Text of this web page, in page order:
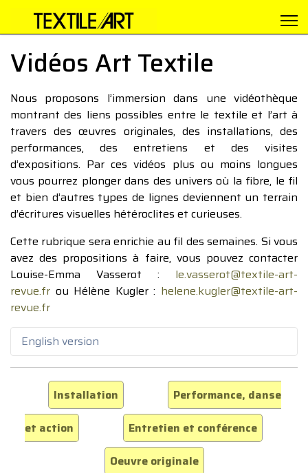
Vidéos Art Textile
Nous proposons l’immersion dans une vidéothèque
montrant des liens possibles entre le textile et l’art à
travers des œuvres originales, des installations, des
performances, des entretiens et des visites
d’expositions. Par ces vidéos plus ou moins longues
vous pourrez plonger dans des univers où la fibre, le fil
et bien d’autres types de lignes deviennent un terrain
d’écritures visuelles hétéroclites et curieuses.
Cette rubrique sera enrichie au fil des semaines. Si vous
avez des propositions à faire, vous pouvez contacter
Louise-Emma Vasserot : le.vasserot@textile-art-
revue.fr ou Hélène Kugler : helene.kugler@textile-art-
revue.fr
English version
Installation
Performance, danse
et action
Entretien et conférence
Oeuvre originale